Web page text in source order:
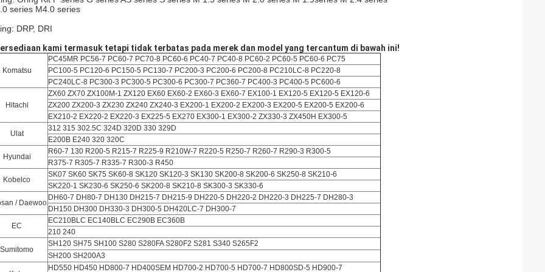
series M4.0 series
DRP, DRI
kami termasuk tetapi tidak terbatas pada merek dan model yang tercantum di bawah ini!
Komatsu
PC45MR PC56-7 PC60-7 PC70-8 PC60-6 PC40-7 PC40-8 PC60-2 PC60-5 PC60-6 PC75
PC100-5 PC120-6 PC150-5 PC130-7 PC200-3 PC200-6 PC200-8 PC210LC-8 PC220-8
PC240LC-8 PC300-3 PC300-5 PC300-6 PC300-7 PC360-7 PC400-3 PC400-5 PC600-6
Hitachi
ZX60 ZX70 ZX100M-1 ZX120 EX60 EX60-2 EX60-3 EX60-7 EX100-1 EX120-5 EX120-5 EX120-6
ZX200 ZX200-3 ZX230 ZX240 ZX240-3 EX200-1 EX200-2 EX200-3 EX200-5 EX200-5 EX200-6
EX210-2 EX220-2 EX220-3 EX225-5 EX270 EX300-1 EX300-2 ZX330-3 ZX450H EX300-5
Ulat
312 315 302.5C 324D 320D 330 329D
E200B E240 320 320C
Hyundai
R60-7 130 R200-5 R215-7 R225-9 R210W-7 R220-5 R250-7 R260-7 R290-3 R300-5
R375-7 R305-7 R335-7 R300-3 R450
Kobelco
SK07 SK60 SK75 SK60-8 SK120 SK120-3 SK130 SK200-8 SK200-6 SK250-8 SK210-6
SK220-1 SK230-6 SK250-6 SK200-8 SK210-8 SK300-3 SK330-6
/ Daewoo
DH60-7 DH80-7 DH130 DH215-7 DH215-9 DH220-5 DH220-2 DH220-3 DH225-7 DH280-3
DH150 DH300 DH330-3 DH300-5 DH420LC-7 DH300-7
EC
EC210BLC EC140BLC EC290B EC360B
210 240
Sumitomo
SH120 SH75 SH100 S280 S280FA S280F2 S281 S340 S265F2
SH200 SH200A3
HD550 HD450 HD800-7 HD400SEM HD700-2 HD700-5 HD700-7 HD800SD-5 HD900-7